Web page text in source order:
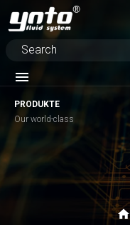
PRODUKTE
Our world-class